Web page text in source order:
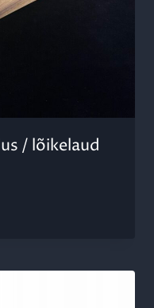
/ lõikelaud